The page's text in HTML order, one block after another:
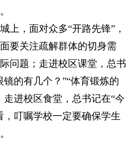
上，面对众多“开路先锋”，
要关注疏解群体的切身需
问题；走进校区课堂，总书
的有几个？”“体育锻炼的
走进校区食堂，总书记在“今
，叮嘱学校一定要确保学生